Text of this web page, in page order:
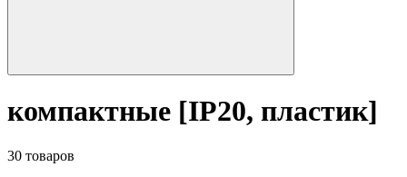
компактные [IP20, пластик]
30 товаров